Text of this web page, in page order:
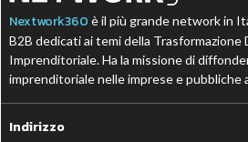
Nextwork360 è il più grande network in
B2B dedicati ai temi della Trasformazione
Imprenditoriale. Ha la missione di
imprenditoriale nelle imprese e pubbliche
Indirizzo